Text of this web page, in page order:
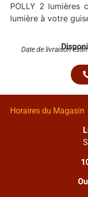
POLLY 2 lumières
lumière à votre
Date de livraison
Horaires du Magasin